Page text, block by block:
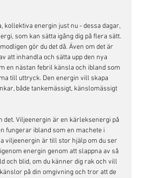
kollektiva energin just nu - dessa dagar,
som kan sätta igång dig på flera sätt.
gör du det då. Även om det är
att inhandla och sätta upp den nya
en nästan febril känsla och ibland som
till uttryck. Den energin vill skapa
både tankemässigt, känslomässigt
det. Viljeenergin är en kärleksenergi på
fungerar ibland som en machete i
viljeenergin är till stor hjälp om du ser
energin genom att slappna av så
och blid, om du känner dig rak och vill
på din omgivning och tror att de